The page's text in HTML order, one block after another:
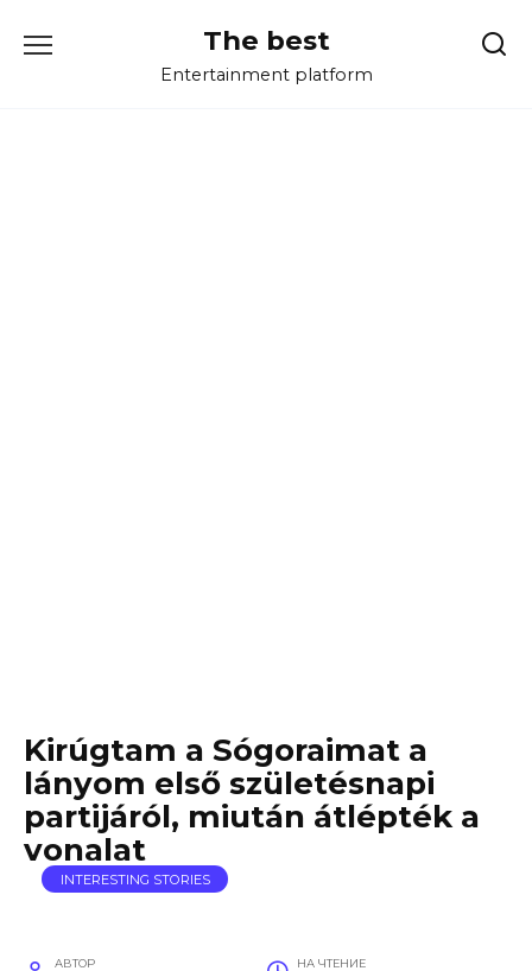
The best
Entertainment platform
Kirúgtam a Sógoraimat a
lányom első születésnapi
partijáról, miután átlépték a
vonalat
INTERESTING STORIES
АВТОР НА ЧТЕНИЕ